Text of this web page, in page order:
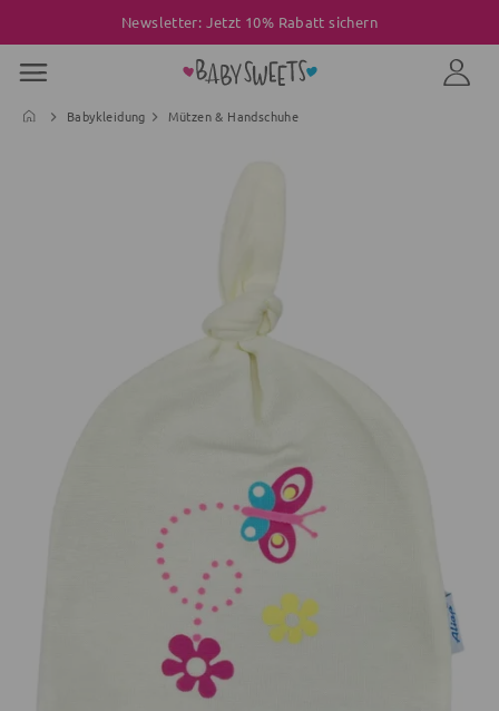
Newsletter: Jetzt 10% Rabatt sichern
Babykleidung Mützen & Handschuhe